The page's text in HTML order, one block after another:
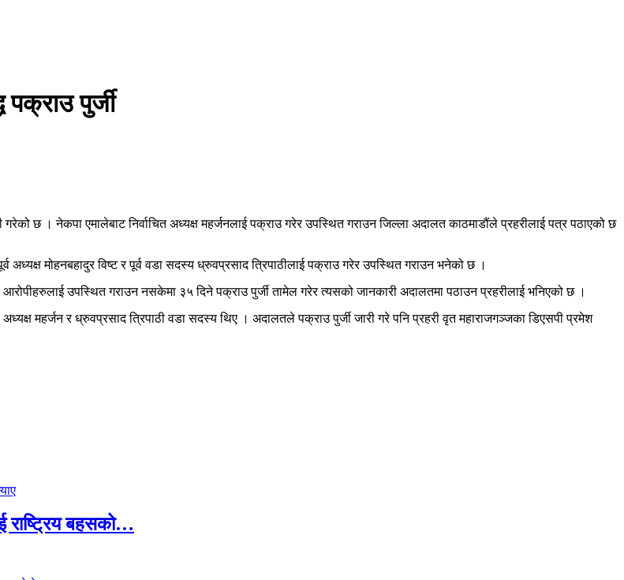
पक्राउ पुर्जी
छ । नेकपा एमालेबाट निर्वाचित अध्यक्ष महर्जनलाई पक्राउ गरेर उपस्थित गराउन जिल्ला अदालत काठमाडौंले प्रहरीलाई पत्र पठाएको छ
मोहनबहादुर विष्ट र पूर्व वडा सदस्य ध्रुवप्रसाद त्रिपाठीलाई पक्राउ गरेर उपस्थित गराउन भनेको छ ।
उपस्थित गराउन नसकेमा ३५ दिने पक्राउ पुर्जी तामेल गरेर त्यसको जानकारी अदालतमा पठाउन प्रहरीलाई भनिएको छ ।
महर्जन र ध्रुवप्रसाद त्रिपाठी वडा सदस्य थिए । अदालतले पक्राउ पुर्जी जारी गरे पनि प्रहरी वृत महाराजगञ्जका डिएसपी प्रमेश
राष्ट्रिय बहसको…